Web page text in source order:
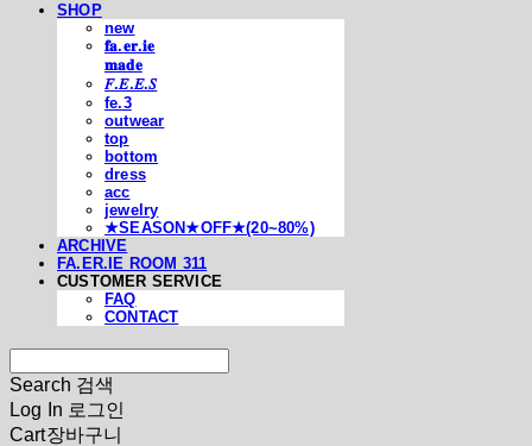
SHOP
new
𝐟𝐚.𝐞𝐫.𝐢𝐞
𝐦𝐚𝐝𝐞
𝐹.𝐸.𝐸.𝑆
fe.3
outwear
top
bottom
dress
acc
jewelry
★SEASON★OFF★(20~80%)
ARCHIVE
FA.ER.IE ROOM 311
CUSTOMER SERVICE
FAQ
CONTACT
Search 검색
Log In 로그인
Cart장바구니